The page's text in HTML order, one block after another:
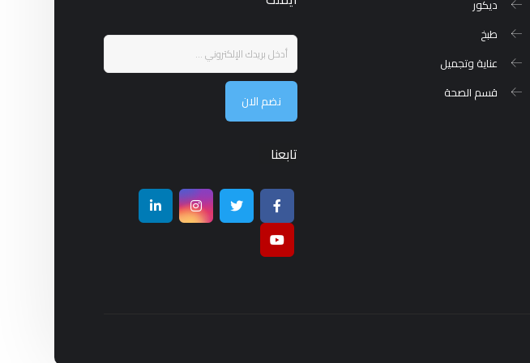
ديكور
طبخ
عناية وتجميل
قسم الصحة
نضم الان
تابعنا